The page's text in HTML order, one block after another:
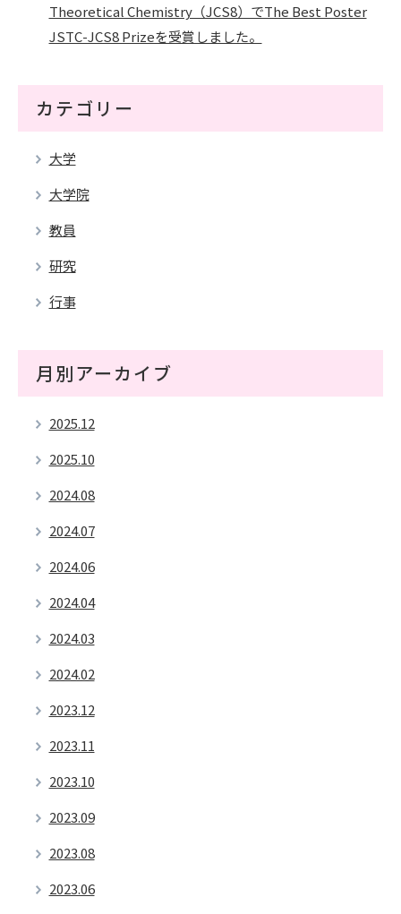
Theoretical Chemistry（JCS8）でThe Best Poster
JSTC-JCS8 Prizeを受賞しました。
カテゴリー
大学
大学院
教員
研究
行事
月別アーカイブ
2025.12
2025.10
2024.08
2024.07
2024.06
2024.04
2024.03
2024.02
2023.12
2023.11
2023.10
2023.09
2023.08
2023.06